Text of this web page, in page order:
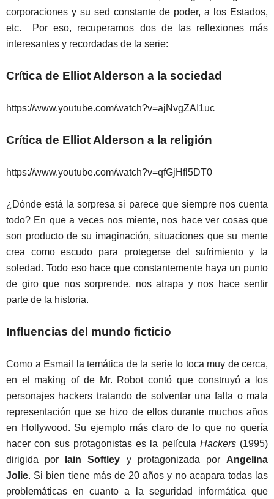
corporaciones y su sed constante de poder, a los Estados,
etc. Por eso, recuperamos dos de las reflexiones más
interesantes y recordadas de la serie:
Crítica de Elliot Alderson a la sociedad
https://www.youtube.com/watch?v=ajNvgZAI1uc
Crítica de Elliot Alderson a la religión
https://www.youtube.com/watch?v=qfGjHfl5DT0
¿Dónde está la sorpresa si parece que siempre nos cuenta
todo? En que a veces nos miente, nos hace ver cosas que
son producto de su imaginación, situaciones que su mente
crea como escudo para protegerse del sufrimiento y la
soledad. Todo eso hace que constantemente haya un punto
de giro que nos sorprende, nos atrapa y nos hace sentir
parte de la historia.
Influencias del mundo ficticio
Como a Esmail la temática de la serie lo toca muy de cerca,
en el making of de Mr. Robot contó que construyó a los
personajes hackers tratando de solventar una falta o mala
representación que se hizo de ellos durante muchos años
en Hollywood. Su ejemplo más claro de lo que no quería
hacer con sus protagonistas es la película Hackers(1995)
dirigida por
Iain Softley y protagonizada por Angelina
Jolie. Si bien tiene más de 20 años y no acapara todas las
problemáticas en cuanto a la seguridad informática que